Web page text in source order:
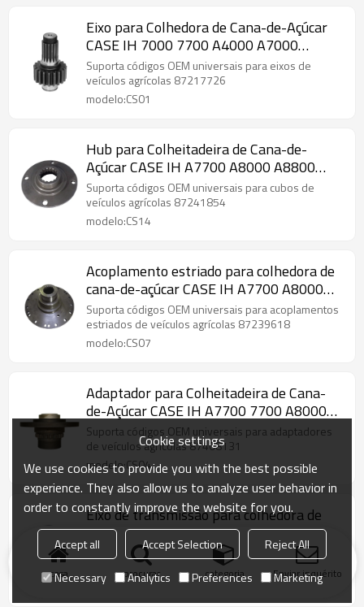
Eixo para Colhedora de Cana-de-Açúcar
CASE IH 7000 7700 A4000 A7000
87217726-PAIRGEARS
Suporta códigos OEM universais para eixos de
veículos agrícolas 87217726
modelo:CS01
Hub para Colheitadeira de Cana-de-
Açúcar CASE IH A7700 A8000 A8800
87241854-PAIRGEARS
Suporta códigos OEM universais para cubos de
veículos agrícolas 87241854
modelo:CS14
Acoplamento estriado para colhedora de
cana-de-açúcar CASE IH A7700 A8000
87239618-PAIRGEARS
Suporta códigos OEM universais para acoplamentos
estriados de veículos agrícolas 87239618
modelo:CS07
Adaptador para Colheitadeira de Cana-
de-Açúcar CASE IH A7700 7700 A8000
A8800 87408131-PAIRGEARS
Suporta códigos OEM universais para adaptadores
de veículos agrícolas 87408131
modelo:CS04
Eixo de transmissão para colhedora de
cana-de-açúcar CASE IH A7700 A8000
A8800 87239604-PAIRGEARS
Suporta códigos OEM universais para transmissões
de eixo de veículos agrícolas 87239604
modelo:CS08
casa procurar categoria Enviar inquérito
Cookie settings
We use cookies to provide you with the best possible
experience. They also allow us to analyze user behavior in
order to constantly improve the website for you.
Accept all Accept Selection
Reject All
Necessary
Analytics Preferences Marketing